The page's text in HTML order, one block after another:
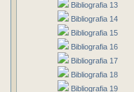
Bibliografia 13
Bibliografia 14
Bibliografia 15
Bibliografia 16
Bibliografia 17
Bibliografia 18
Bibliografia 19